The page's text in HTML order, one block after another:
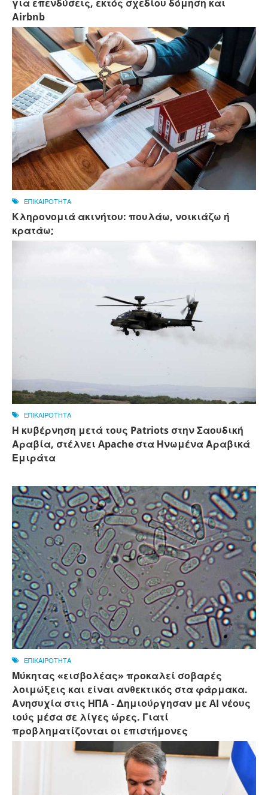
για επενδύσεις, εκτός σχεδίου δόμηση και
Αirbnb
ΕΠΙΚΑΙΡΟΤΗΤΑ
Κληρονομιά ακινήτου: πουλάω, νοικιάζω ή
κρατάω;
ΕΠΙΚΑΙΡΟΤΗΤΑ
Η κυβέρνηση μετά τους Patriots στην Σαουδική
Αραβία, στέλνει Apache στα Ηνωμένα Αραβικά
Εμιράτα
ΕΠΙΚΑΙΡΟΤΗΤΑ
Μύκητας «εισβολέας» προκαλεί σοβαρές
λοιμώξεις και είναι ανθεκτικός στα φάρμακα.
Ανησυχία στις ΗΠΑ - Δημιούργησαν με AI νέους
ιούς μέσα σε λίγες ώρες. Γιατί
προβληματίζονται οι επιστήμονες